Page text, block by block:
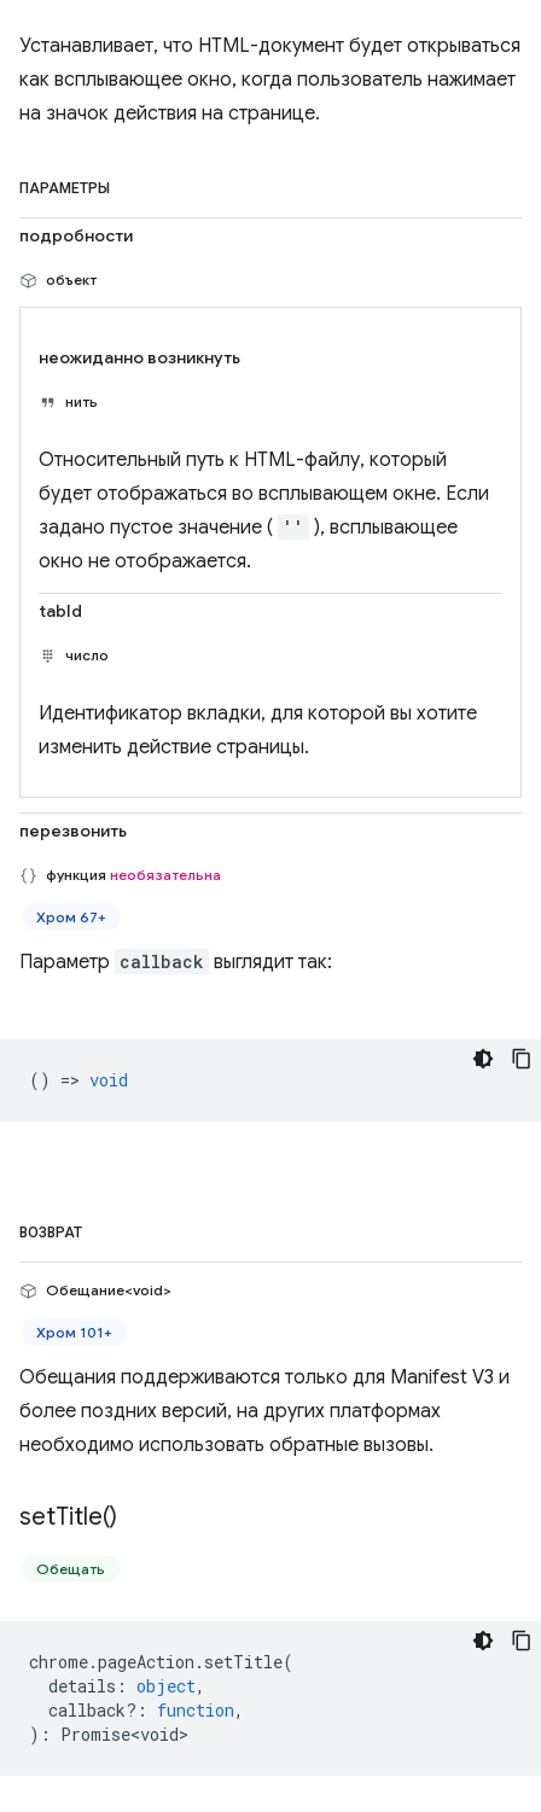
Устанавливает, что HTML-документ будет открываться
как всплывающее окно, когда пользователь нажимает
на значок действия на странице.
ПАРАМЕТРЫ
подробности
объект
неожиданно возникнуть
нить
Относительный путь к HTML-файлу, который
будет отображаться во всплывающем окне. Если
задано пустое значение ( ''
), всплывающее
окно не отображается.
tabId
число
Идентификатор вкладки, для которой вы хотите
изменить действие страницы.
перезвонить
функция необязательна
Хром 67+
Параметр callback выглядит так:
() => void
ВОЗВРАТ
Обещание<void>
Хром 101+
Обещания поддерживаются только для Manifest V3 и
более поздних версий, на других платформах
необходимо использовать обратные вызовы.
setTitle()
Обещать
chrome.pageAction . setTitle(
details : object,
callback? : function,
) : Promise<void>